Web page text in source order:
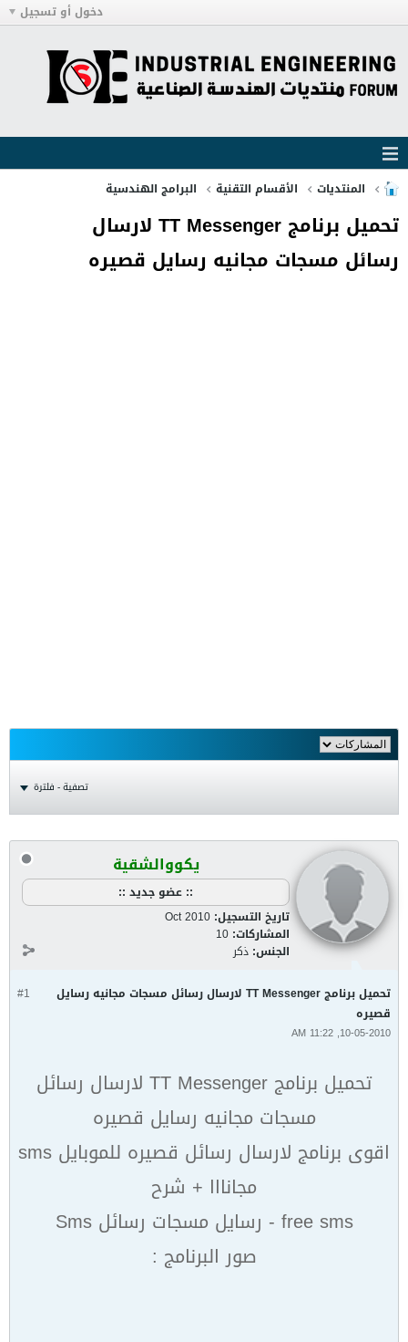
دخول أو تسجيل
المنتديات الأقسام التقنية البرامج الهندسية
تحميل برنامج TT Messenger لارسال
رسائل مسجات مجانيه رسايل قصيره
تصفية - فلترة
يكووالشقية
:: عضو جديد ::
تاريخ التسجيل: Oct 2010
المشاركات: 10
الجنس: ذكر
#1
تحميل برنامج TT Messenger لارسال رسائل مسجات مجانيه رسايل
قصيره
10-05-2010, 11:22 AM
تحميل برنامج TT Messenger لارسال رسائل
مسجات مجانيه رسايل قصيره
اقوى برنامج لارسال رسائل قصيره للموبايل sms
مجانااا + شرح
free sms - رسايل مسجات رسائل Sms
صور البرنامج :